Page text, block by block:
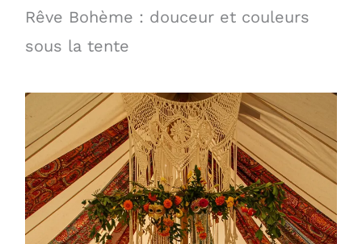
Rêve Bohème : douceur et couleurs
sous la tente